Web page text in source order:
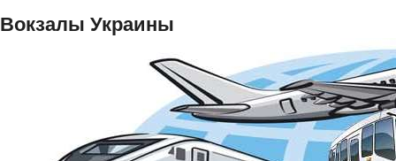
Вокзалы Украины